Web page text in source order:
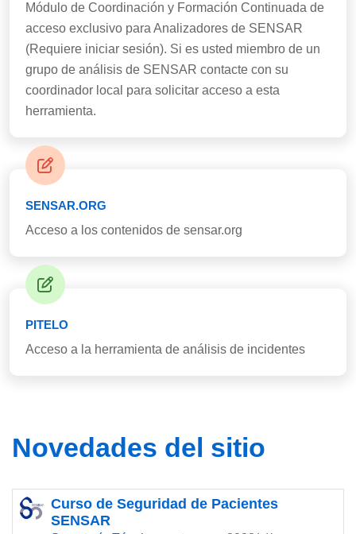
Módulo de Coordinación y Formación Continuada de
acceso exclusivo para Analizadores de SENSAR
(Requiere iniciar sesión). Si es usted miembro de un
grupo de análisis de SENSAR contacte con su
coordinador local para solicitar acceso a esta
herramienta.
SENSAR.ORG
Acceso a los contenidos de sensar.org
PITELO
Acceso a la herramienta de análisis de incidentes
Novedades del sitio
Curso de Seguridad de Pacientes
SENSAR